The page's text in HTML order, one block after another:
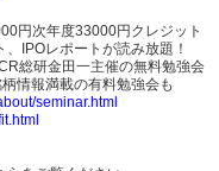
円次年度33000円クレジット
IPOレポートが読み放題！
総研金田一主催の無料勉強会
情報満載の有料勉強会も
seminar.html